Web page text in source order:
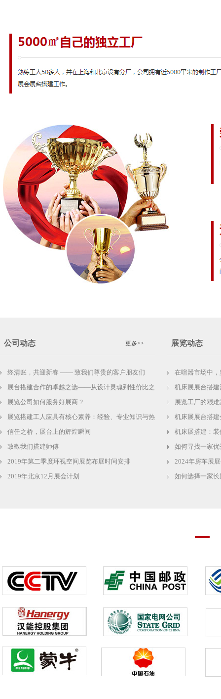
公司动态 更多>>
终清账，共迎新春 —— 致我们尊贵的客户朋友们
展台搭建合作的卓越之选——从设计灵魂到性价比之
展览公司如何服务好展商？
展览搭建工人应具有核心素养：经验、专业知识与热
信任之桥，展台上的辉煌瞬间
致敬我们搭建师傅
2019年第二季度环视空间展览布展时间安排
2019年北京12月展会计划
展览动态
在喧嚣市场中
机床展展台搭
展览工厂的艰
机床展展台搭
机床展搭建：
如何寻找一家
2024年房车展
如何选择一家